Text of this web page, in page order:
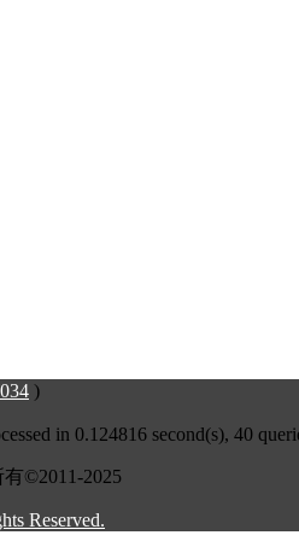
)
in 0.124816 second(s), 40
有©2011-2025
Reserved.